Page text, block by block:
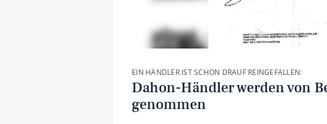
EIN HÄNDLER IST SCHON DRAUF REINGEFALLEN:
Dahon-Händler werden von
genommen